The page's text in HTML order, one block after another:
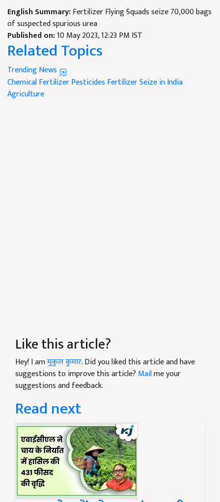
English Summary:Fertilizer Flying Squads seize 70,000 bags
of suspected spurious urea
Published on:10 May 2023, 12:23 PM IST
Related Topics
Trending News
Chemical FertilizerPesticides Fertilizer Seize in India
Agriculture
Like this article?
Hey! I amमुकुल कुमार. Did you liked this article and have
suggestions to improve this article? Mailme your
suggestions and feedback.
Read next